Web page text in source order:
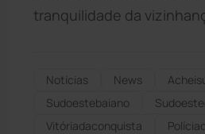
tranquilidade da
Notícias News
Sudoestebaiano
Vitóriadaconquista